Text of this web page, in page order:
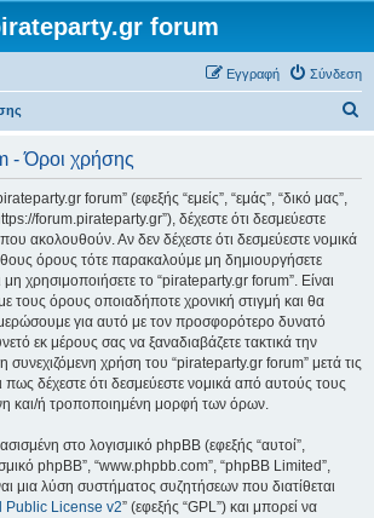
forum
Σύνδεση
Εγγραφή
- Όροι χρήσης
forum” (εφεξής “εμείς”, “εμάς”, “δικό μας”,
forum.pirateparty.gr”), δέχεστε ότι δεσμεύεστε
ακολουθούν. Αν δεν δέχεστε ότι δεσμεύεστε νομικά
όρους τότε παρακαλούμε μη δημιουργήσετε
χρησιμοποιήσετε το “pirateparty.gr forum”. Είναι
τους όρους οποιαδήποτε χρονική στιγμή και θα
για αυτό με τον προσφορότερο δυνατό
εκ μέρους σας να ξαναδιαβάζετε τακτικά την
χρήση του “pirateparty.gr forum” μετά τις
πως δέχεστε ότι δεσμεύεστε νομικά από αυτούς τους
και/ή τροποποιημένη μορφή των όρων.
στο λογισμικό phpBB (εφεξής “αυτοί”,
phpBB”, “www.phpbb.com”, “phpBB Limited”,
μια λύση συστήματος συζητήσεων που διατίθεται
Public License v2” (εφεξής “GPL”) και μπορεί να